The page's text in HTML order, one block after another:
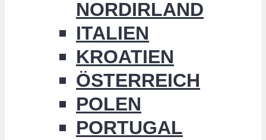
NORDIRLAND
ITALIEN
KROATIEN
ÖSTERREICH
POLEN
PORTUGAL